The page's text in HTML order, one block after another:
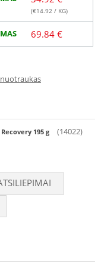
(€14.92 / KG)
69.84 €
195 g (14022)